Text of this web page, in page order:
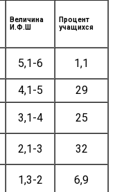
Величина
И.Ф.Ш
Процент
учащихся
5,1-6 1,1
4,1-5 29
3,1-4 25
2,1-3 32
1,3-2 6,9